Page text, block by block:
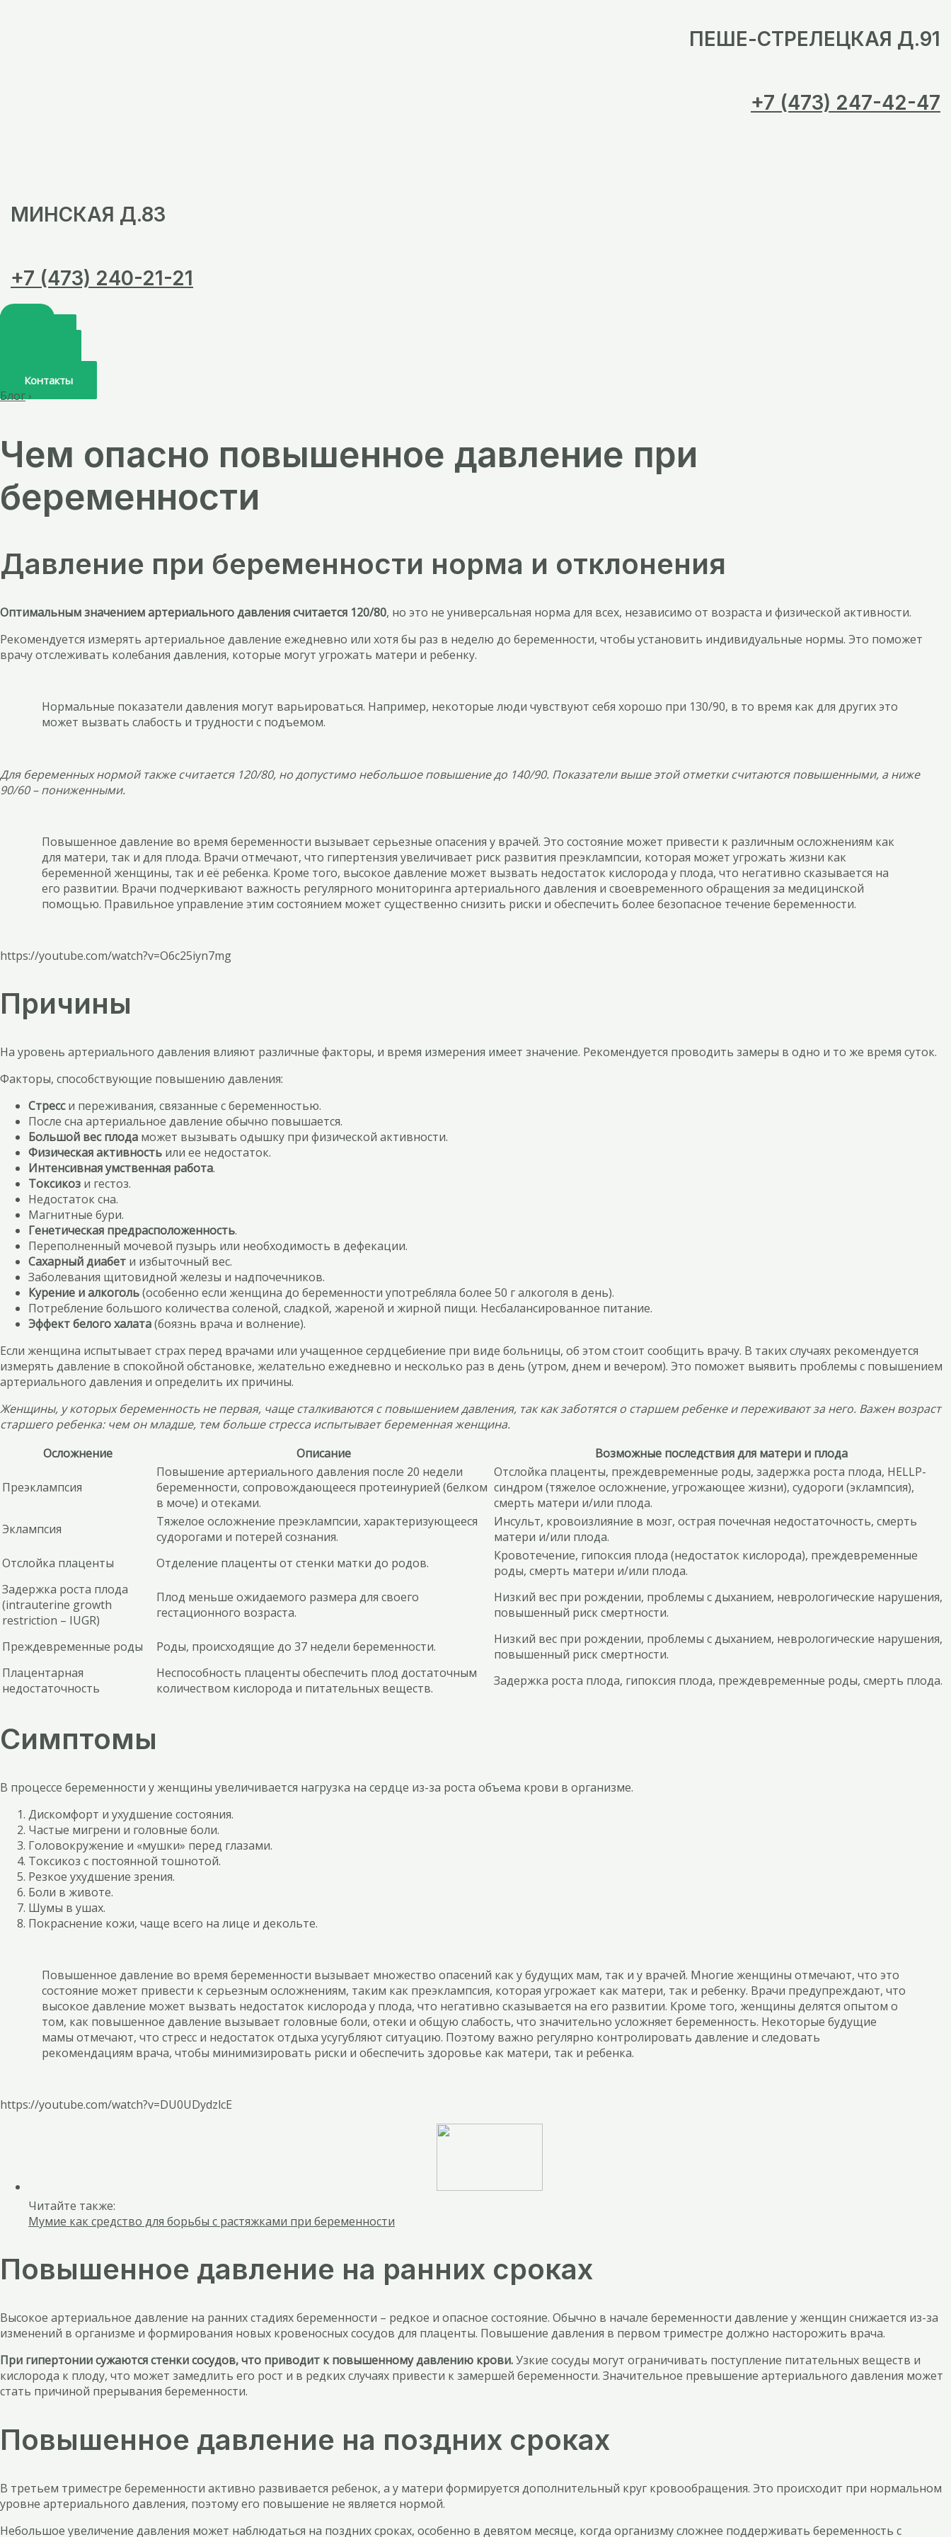
ПЕШЕ-СТРЕЛЕЦКАЯ Д.91
+7 (473) 247-42-47
МИНСКАЯ Д.83
+7 (473) 240-21-21
Контакты
Блог›
Чем опасно повышенное давление при
беременности
Давление при беременности норма и отклонения
Оптимальным значением артериального давления считается 120/80, но это не универсальная норма для всех, независимо от возраста и физической активности.
Рекомендуется измерять артериальное давление ежедневно или хотя бы раз в неделю до беременности, чтобы установить индивидуальные нормы. Это поможет
врачу отслеживать колебания давления, которые могут угрожать матери и ребенку.
Нормальные показатели давления могут варьироваться. Например, некоторые люди чувствуют себя хорошо при 130/90, в то время как для других это
может вызвать слабость и трудности с подъемом.
Для беременных нормой также считается 120/80, но допустимо небольшое повышение до 140/90. Показатели выше этой отметки считаются повышенными, а ниже
90/60 – пониженными.
Повышенное давление во время беременности вызывает серьезные опасения у врачей. Это состояние может привести к различным осложнениям как
для матери, так и для плода. Врачи отмечают, что гипертензия увеличивает риск развития преэклампсии, которая может угрожать жизни как
беременной женщины, так и её ребенка. Кроме того, высокое давление может вызвать недостаток кислорода у плода, что негативно сказывается на
его развитии. Врачи подчеркивают важность регулярного мониторинга артериального давления и своевременного обращения за медицинской
помощью. Правильное управление этим состоянием может существенно снизить риски и обеспечить более безопасное течение беременности.
https://youtube.com/watch?v=O6c25iyn7mg
Причины
На уровень артериального давления влияют различные факторы, и время измерения имеет значение. Рекомендуется проводить замеры в одно и то же время суток.
Факторы, способствующие повышению давления:
Стресси переживания, связанные с беременностью.
После сна артериальное давление обычно повышается.
Большой вес плода может вызывать одышку при физической активности.
Физическая активность или ее недостаток.
Интенсивная умственная работа.
Токсикоз и гестоз.
Недостаток сна.
Магнитные бури.
Генетическая предрасположенность.
Переполненный мочевой пузырь или необходимость в дефекации.
Сахарный диабет и избыточный вес.
Заболевания щитовидной железы и надпочечников.
Курение и алкоголь(особенно если женщина до беременности употребляла более 50 г алкоголя в день).
Потребление большого количества соленой, сладкой, жареной и жирной пищи. Несбалансированное питание.
Эффект белого халата(боязнь врача и волнение).
Если женщина испытывает страх перед врачами или учащенное сердцебиение при виде больницы, об этом стоит сообщить врачу. В таких случаях рекомендуется
измерять давление в спокойной обстановке, желательно ежедневно и несколько раз в день (утром, днем и вечером). Это поможет выявить проблемы с повышением
артериального давления и определить их причины.
Женщины, у которых беременность не первая, чаще сталкиваются с повышением давления, так как заботятся о старшем ребенке и переживают за него. Важен возраст
старшего ребенка: чем он младше, тем больше стресса испытывает беременная женщина.
Осложнение
Описание Возможные последствия для матери и плода
Преэклампсия
Повышение артериального давления после 20 недели
беременности, сопровождающееся протеинурией (белком
в моче) и отеками.
Отслойка плаценты, преждевременные роды, задержка роста плода, HELLP-
синдром (тяжелое осложнение, угрожающее жизни), судороги (эклампсия),
смерть матери и/или плода.
Эклампсия
Тяжелое осложнение преэклампсии, характеризующееся
судорогами и потерей сознания.
Инсульт, кровоизлияние в мозг, острая почечная недостаточность, смерть
матери и/или плода.
Отслойка плаценты
Отделение плаценты от стенки матки до родов.
Кровотечение, гипоксия плода (недостаток кислорода), преждевременные
роды, смерть матери и/или плода.
Задержка роста плода
(intrauterine growth
restriction – IUGR)
Плод меньше ожидаемого размера для своего
гестационного возраста.
Низкий вес при рождении, проблемы с дыханием, неврологические нарушения,
повышенный риск смертности.
Преждевременные роды Роды, происходящие до 37 недели беременности.
Низкий вес при рождении, проблемы с дыханием, неврологические нарушения,
повышенный риск смертности.
Плацентарная
недостаточность
Неспособность плаценты обеспечить плод достаточным
количеством кислорода и питательных веществ.
Задержка роста плода, гипоксия плода, преждевременные роды, смерть плода.
Симптомы
В процессе беременности у женщины увеличивается нагрузка на сердце из-за роста объема крови в организме.
Дискомфорт и ухудшение состояния.
Частые мигрени и головные боли.
Головокружение и «мушки» перед глазами.
Токсикоз с постоянной тошнотой.
Резкое ухудшение зрения.
Боли в животе.
Шумы в ушах.
Покраснение кожи, чаще всего на лице и декольте.
Повышенное давление во время беременности вызывает множество опасений как у будущих мам, так и у врачей. Многие женщины отмечают, что это
состояние может привести к серьезным осложнениям, таким как преэклампсия, которая угрожает как матери, так и ребенку. Врачи предупреждают, что
высокое давление может вызвать недостаток кислорода у плода, что негативно сказывается на его развитии. Кроме того, женщины делятся опытом о
том, как повышенное давление вызывает головные боли, отеки и общую слабость, что значительно усложняет беременность. Некоторые будущие
мамы отмечают, что стресс и недостаток отдыха усугубляют ситуацию. Поэтому важно регулярно контролировать давление и следовать
рекомендациям врача, чтобы минимизировать риски и обеспечить здоровье как матери, так и ребенка.
https://youtube.com/watch?v=DU0UDydzlcE
Читайте также:
Мумие как средство для борьбы с растяжками при беременности
Повышенное давление на ранних сроках
Высокое артериальное давление на ранних стадиях беременности – редкое и опасное состояние. Обычно в начале беременности давление у женщин снижается из-за
изменений в организме и формирования новых кровеносных сосудов для плаценты. Повышение давления в первом триместре должно насторожить врача.
При гипертонии сужаются стенки сосудов, что приводит к повышенному давлению крови.Узкие сосуды могут ограничивать поступление питательных веществ и
кислорода к плоду, что может замедлить его рост и в редких случаях привести к замершей беременности. Значительное превышение артериального давления может
стать причиной прерывания беременности.
Повышенное давление на поздних сроках
В третьем триместре беременности активно развивается ребенок, а у матери формируется дополнительный круг кровообращения. Это происходит при нормальном
уровне артериального давления, поэтому его повышение не является нормой.
Небольшое увеличение давления может наблюдаться на поздних сроках, особенно в девятом месяце, когда организму сложнее поддерживать беременность с